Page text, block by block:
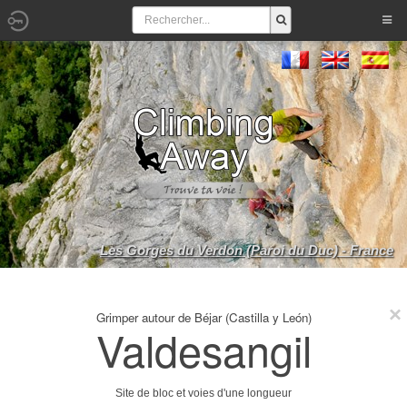
Les Gorges du Verdon (Paroi du Duc) - France
Grimper autour de Béjar (Castilla y León)
Valdesangil
Site de bloc et voies d'une longueur